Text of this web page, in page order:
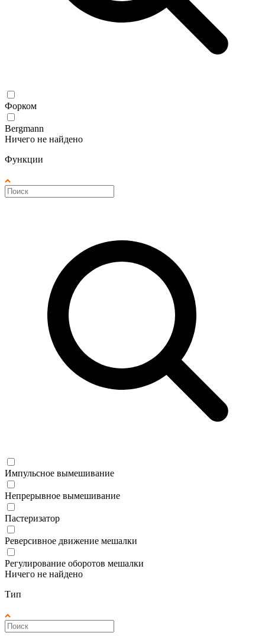
Форком
Bergmann
Ничего не найдено
Функции
Импульсное вымешивание
Непрерывное вымешивание
Пастеризатор
Реверсивное движение мешалки
Регулирование оборотов мешалки
Ничего не найдено
Тип